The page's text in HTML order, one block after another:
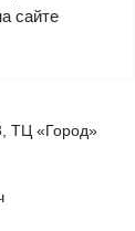
сайте
ТЦ «Город»